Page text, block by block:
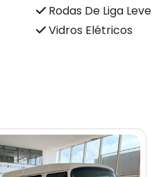
Rodas De Liga Leve
Vidros Elétricos